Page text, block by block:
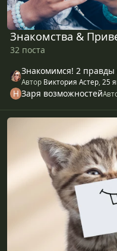
Знакомства &
32 поста
Знакомимся! 2
Автор Виктория Астер,25
Заря возможностей
Юмор и развлечения